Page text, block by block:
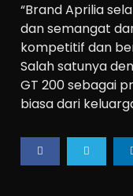
“Brand Aprilia
dan semangat
kompetitif dan
Salah satunya
GT 200 sebagai
biasa dari